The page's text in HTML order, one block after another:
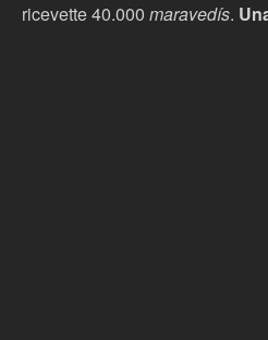
ricevette 40.000 maravedís.